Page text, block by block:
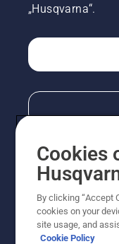
„Husqvarna“.
Cookies
By clicking “Accept
cookies on your
site usage, and
Cookie Policy